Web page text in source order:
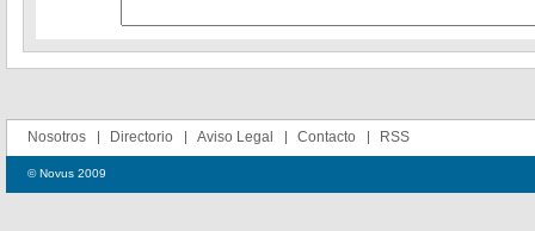
Nosotros Directorio Aviso Legal Contacto RSS
© Novus 2009